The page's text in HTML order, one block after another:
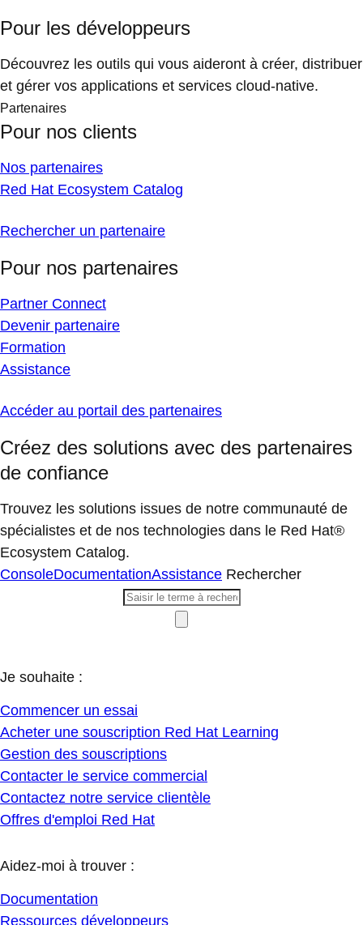
Pour les développeurs
Découvrez les outils qui vous aideront à créer, distribuer
et gérer vos applications et services cloud-native.
Partenaires
Pour nos clients
Nos partenaires
Red Hat Ecosystem Catalog
Rechercher un partenaire
Pour nos partenaires
Partner Connect
Devenir partenaire
Formation
Assistance
Accéder au portail des partenaires
Créez des solutions avec des partenaires
de confiance
Trouvez les solutions issues de notre communauté de
spécialistes et de nos technologies dans le Red Hat®
Ecosystem Catalog.
ConsoleDocumentationAssistance Rechercher
Je souhaite :
Commencer un essai
Acheter une souscription Red Hat Learning
Gestion des souscriptions
Contacter le service commercial
Contactez notre service clientèle
Offres d'emploi Red Hat
Aidez-moi à trouver :
Documentation
Ressources développeurs